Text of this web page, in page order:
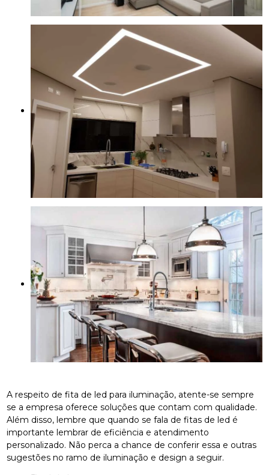
A respeito de fita de led para iluminação, atente-se sempre
se a empresa oferece soluções que contam com qualidade.
Além disso, lembre que quando se fala de fitas de led é
importante lembrar de eficiência e atendimento
personalizado. Não perca a chance de conferir essa e outras
sugestões no ramo de iluminação e design a seguir.